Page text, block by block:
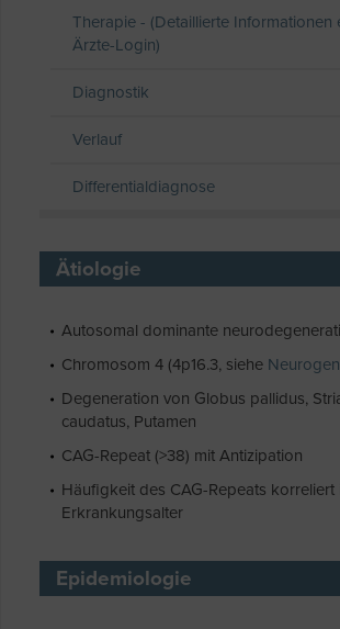
Therapie - (Detaillierte Informationen
Ärzte-Login)
Diagnostik
Verlauf
Differentialdiagnose
Ätiologie
Autosomal dominante
Chromosom 4 (4p16.3, siehe
Degeneration von Globus pallidus,
caudatus, Putamen
CAG-Repeat (>38) mit Antizipation
Häufigkeit des CAG-Repeats korreliert
Erkrankungsalter
Epidemiologie